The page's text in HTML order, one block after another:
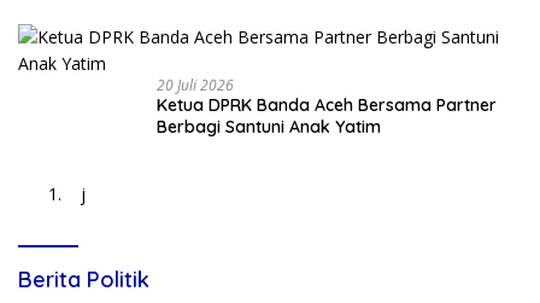
20 Juli 2026
Ketua DPRK Banda Aceh Bersama Partner
Berbagi Santuni Anak Yatim
j
Berita Politik